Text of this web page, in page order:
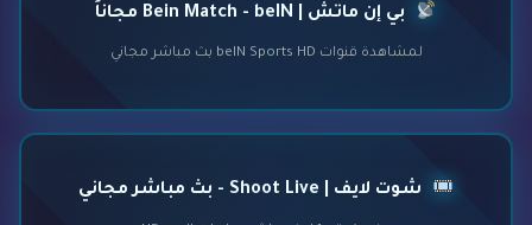
بي إن ماتش | Bein Match - beIN مجاناً
لمشاهدة قنوات beIN Sports HD بث مباشر مجاني
شوت لايف | Shoot Live - بث مباشر مجاني